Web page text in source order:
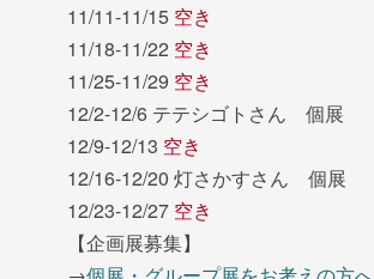
11/11-11/15 空き
11/18-11/22 空き
11/25-11/29 空き
12/2-12/6 テテシゴトさん 個展
12/9-12/13 空き
12/16-12/20 灯さかすさん 個展
12/23-12/27 空き
【企画展募集】